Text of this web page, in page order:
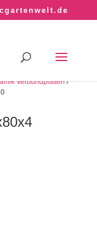
Verbundplatten/